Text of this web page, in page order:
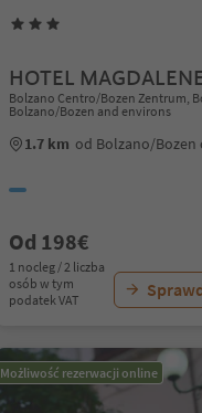
HOTEL
Bolzano Centro/Bozen Zentrum,
Bolzano/Bozen and environs
1.7 km od Bolzano/Bozen
Od 198€
1 nocleg / 2 liczba
osób w tym
podatek VAT
Możliwość rezerwacji online